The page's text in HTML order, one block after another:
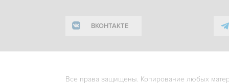
ВКОНТАКТЕ
Все права защищены. Копирование любых